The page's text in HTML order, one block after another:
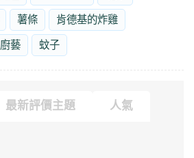
薯條 肯德基的炸雞
廚藝 蚊子
最新評價主題 人氣